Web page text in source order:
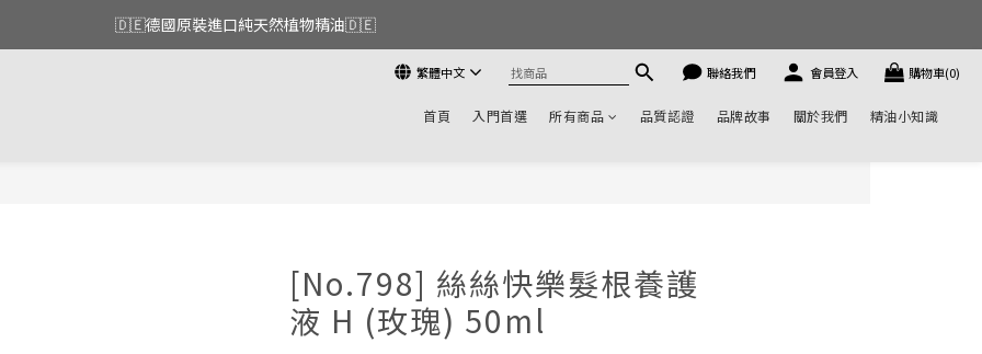
🇩🇪德國原裝進口純天然植物精油🇩🇪
繁體中文 聯絡我們 會員登入 購物車(0)
首頁 入門首選 所有商品 品質認證 品牌故事 關於我們 精油小知識
[No.798] 絲絲快樂髮根養護
液 H (玫瑰) 50ml